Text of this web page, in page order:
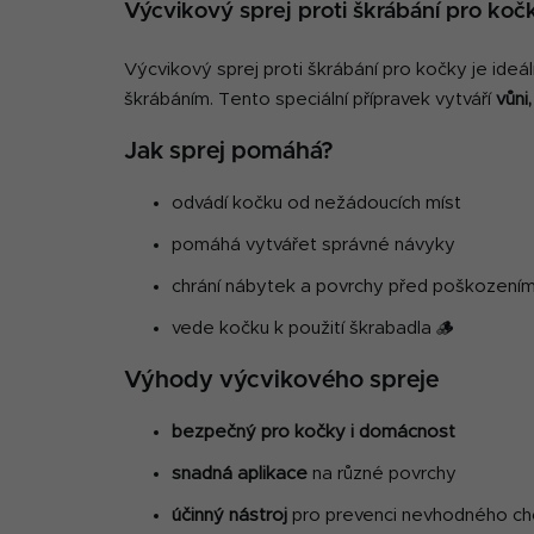
Výcvikový sprej proti škrábání pro
Výcvikový sprej proti škrábání pro kočky je
škrábáním. Tento speciální přípravek vytváří
Jak sprej pomáhá?
odvádí kočku od nežádoucích míst
pomáhá vytvářet správné návyky
chrání nábytek a povrchy před poškozením
vede kočku k použití škrabadla 🪵
Výhody výcvikového spreje
bezpečný pro kočky i domácnost
snadná aplikace na různé povrchy
účinný nástroj pro prevenci nevhodného